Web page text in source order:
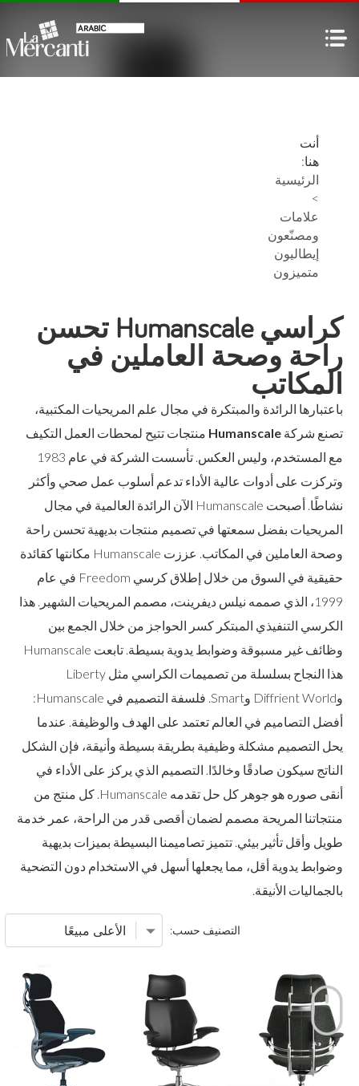
أنت
هنا:
الرئيسية
>
علامات
ومصنّعون
إيطاليون
متميزون
كراسي Humanscale تحسن
راحة وصحة العاملين في
المكاتب
باعتبارها الرائدة والمبتكرة في مجال علم المريحيات المكتبية،
تصنع شركة Humanscale منتجات تتيح لمحطات العمل التكيف
مع المستخدم، وليس العكس. تأسست الشركة في عام 1983
وتركزت على أدوات عالية الأداء تدعم أسلوب عمل صحي وأكثر
نشاطًا. أصبحت Humanscale الآن الرائدة العالمية في مجال
المريحيات بفضل سمعتها في تصميم منتجات بديهية تحسن راحة
وصحة العاملين في المكاتب. عززت Humanscale مكانتها كقائدة
حقيقية في السوق من خلال إطلاق كرسي Freedom في عام
1999، الذي صممه نيلس ديفرينت، مصمم المريحيات الشهير. هذا
الكرسي التنفيذي المبتكر كسر الحواجز من خلال الجمع بين
وظائف غير مسبوقة وضوابط يدوية بسيطة. تابعت Humanscale
هذا النجاح بسلسلة من تصميمات الكراسي مثل Liberty
وDiffrient World وSmart. فلسفة التصميم في Humanscale:
أفضل التصاميم في العالم تعتمد على الهدف والوظيفة. عندما
يحل التصميم مشكلة وظيفية بطريقة بسيطة وأنيقة، فإن الشكل
الناتج سيكون صادقًا وخالدًا. التصميم الذي يركز على الأداء في
أنقى صوره هو جوهر كل حل تقدمه Humanscale. كل منتج من
منتجاتنا المريحة مصمم لضمان أقصى قدر من الراحة، عمر خدمة
طويل وأقل تأثير بيئي. تتميز تصاميمنا البسيطة بميزات بديهية
وضوابط يدوية أقل، مما يجعلها أسهل في الاستخدام دون التضحية
بالجماليات الأنيقة.
التصنيف حسب: